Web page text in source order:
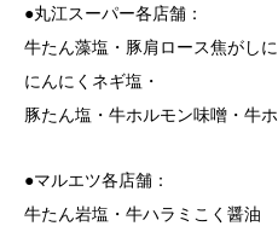
●丸江スーパー各店舗：
牛たん藻塩・豚肩ロース焦がし
にんにくネギ塩・
豚たん塩・牛ホルモン味噌・牛
●マルエツ各店舗：
牛たん岩塩・牛ハラミこく醤油